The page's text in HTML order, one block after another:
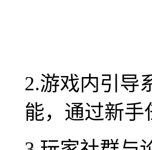
2.游戏内引导
能，通过新手